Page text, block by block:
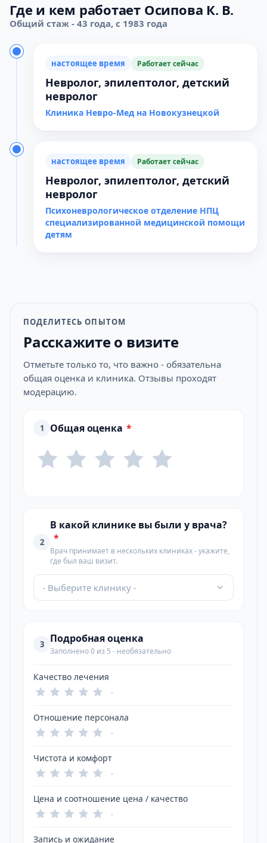
Где и кем работает Осипова К. В.
Общий стаж - 43 года, с 1983 года
настоящее время Работает сейчас
Невролог, эпилептолог, детский
невролог
Клиника Невро-Мед на Новокузнецкой
настоящее время Работает сейчас
Невролог, эпилептолог, детский
невролог
Психоневрологическое отделение НПЦ
специализированной медицинской помощи
детям
ПОДЕЛИТЕСЬ ОПЫТОМ
Расскажите о визите
Отметьте только то, что важно - обязательна
общая оценка и клиника. Отзывы проходят
модерацию.
1 Общая оценка *
2
В какой клинике вы были у врача?
*
Врач принимает в нескольких клиниках - укажите,
где был ваш визит.
- Выберите клинику -
3 Подробная оценка
Заполнено 0 из 5 - необязательно
Качество лечения
-
Отношение персонала
-
Чистота и комфорт
-
Цена и соотношение цена / качество
-
Запись и ожидание